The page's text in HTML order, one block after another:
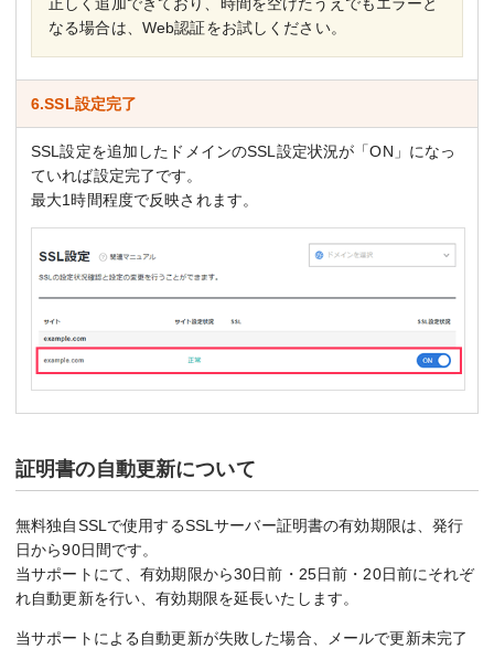
正しく追加できており、時間を空けたうえでもエラーと
なる場合は、Web認証をお試しください。
6.SSL設定完了
SSL設定を追加したドメインのSSL設定状況が「ON」になっ
ていれば設定完了です。
最大1時間程度で反映されます。
証明書の自動更新について
無料独自SSLで使用するSSLサーバー証明書の有効期限は、発行
日から90日間です。
当サポートにて、有効期限から30日前・25日前・20日前にそれぞ
れ自動更新を行い、有効期限を延長いたします。
当サポートによる自動更新が失敗した場合、メールで更新未完了